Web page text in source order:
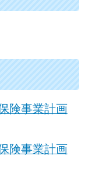
険事業計画
険事業計画